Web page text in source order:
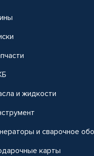
и жидкости
и сварочное
карты